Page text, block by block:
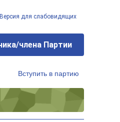
Версия для слабовидящих
члена Партии
Вступить в партию